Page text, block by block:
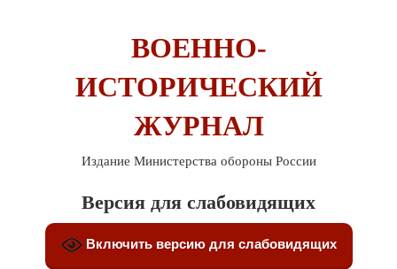
ВОЕННО-
ИСТОРИЧЕСКИЙ
ЖУРНАЛ
Издание Министерства обороны России
Версия для слабовидящих
Включить версию для слабовидящих